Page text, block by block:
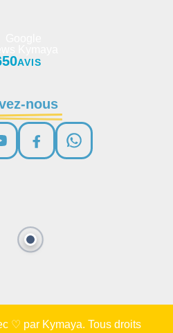
AVIS
nous
♡ par Kymaya. Tous droits